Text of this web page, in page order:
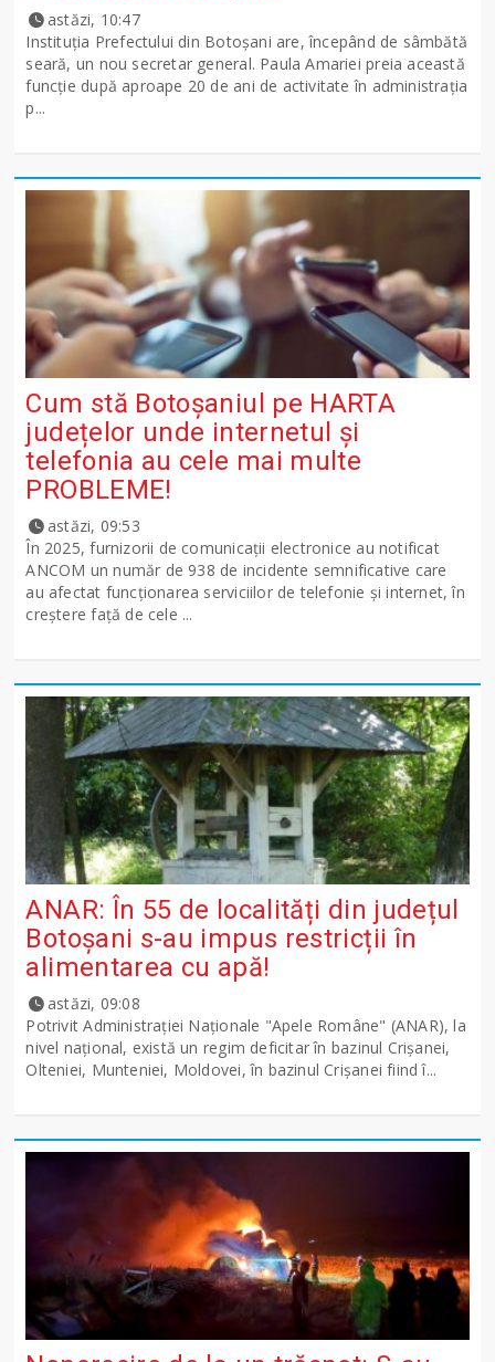
astăzi, 10:47
Instituția Prefectului din Botoșani are, începând de sâmbătă
seară, un nou secretar general. Paula Amariei preia această
funcție după aproape 20 de ani de activitate în administrația
p...
Cum stă Botoșaniul pe HARTA
județelor unde internetul și
telefonia au cele mai multe
PROBLEME!
astăzi, 09:53
În 2025, furnizorii de comunicații electronice au notificat
ANCOM un număr de 938 de incidente semnificative care
au afectat funcționarea serviciilor de telefonie și internet, în
creștere față de cele ...
ANAR: În 55 de localități din județul
Botoșani s-au impus restricții în
alimentarea cu apă!
astăzi, 09:08
Potrivit Administraţiei Naţionale "Apele Române" (ANAR), la
nivel naţional, există un regim deficitar în bazinul Crişanei,
Olteniei, Munteniei, Moldovei, în bazinul Crişanei fiind î...